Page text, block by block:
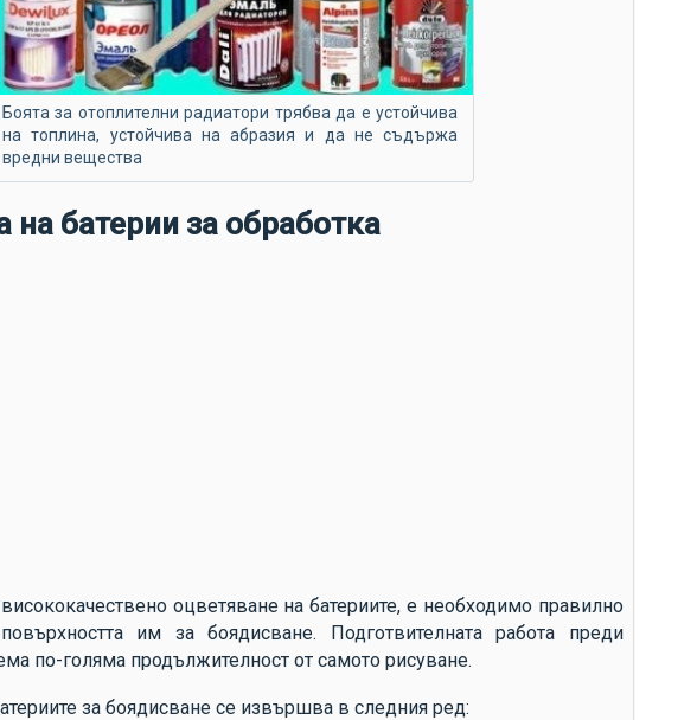
Боята за отоплителни радиатори трябва да е устойчива
на топлина, устойчива на абразия и да не съдържа
вредни вещества
на батерии за обработка
оцветяване на батериите, е необходимо правилно
им за боядисване. Подготвителната работа преди
по-голяма продължителност от самото рисуване.
за боядисване се извършва в следния ред: